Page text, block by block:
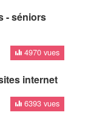
- séniors
4970 vues
internet
6393 vues